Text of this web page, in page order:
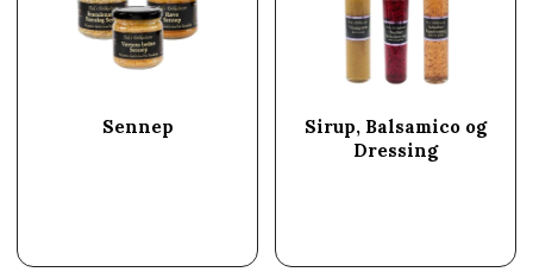
Sennep
Sirup, Balsamico og
Dressing